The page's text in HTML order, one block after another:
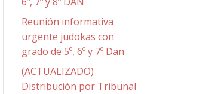
Reunión informativa
urgente judokas con
grado de 5º, 6º y 7º Dan
(ACTUALIZADO)
Distribución por Tribunal